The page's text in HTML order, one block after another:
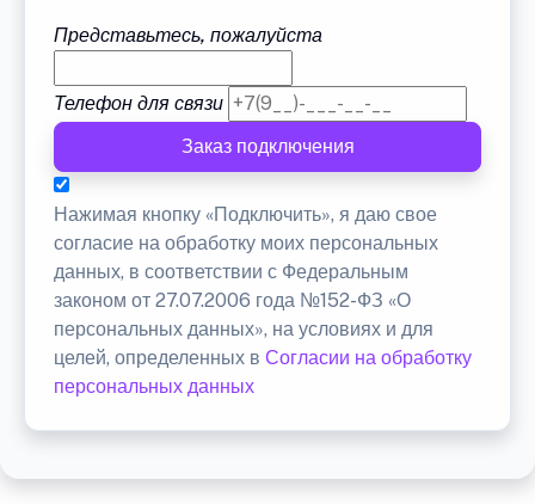
Представьтесь, пожалуйста
Телефон для связи
Заказ подключения
Нажимая кнопку «Подключить», я даю свое
согласие на обработку моих персональных
данных, в соответствии с Федеральным
законом от 27.07.2006 года №152-ФЗ «О
персональных данных», на условиях и для
целей, определенных в Согласии на обработку
персональных данных